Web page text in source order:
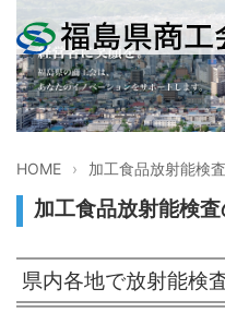
HOME 加工食品放射能検
加工食品放射能検
県内各地で放射能検